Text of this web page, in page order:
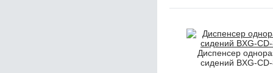
Диспенсер
сидений BXG-